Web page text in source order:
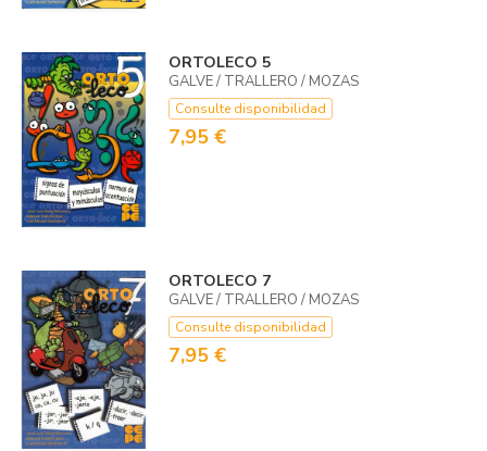
ORTOLECO 5
GALVE / TRALLERO / MOZAS
Consulte disponibilidad
7,95 €
ORTOLECO 7
GALVE / TRALLERO / MOZAS
Consulte disponibilidad
7,95 €